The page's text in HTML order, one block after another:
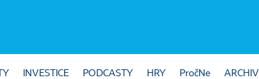
INVESTICE PODCASTY HRY PročNe ARCHIV